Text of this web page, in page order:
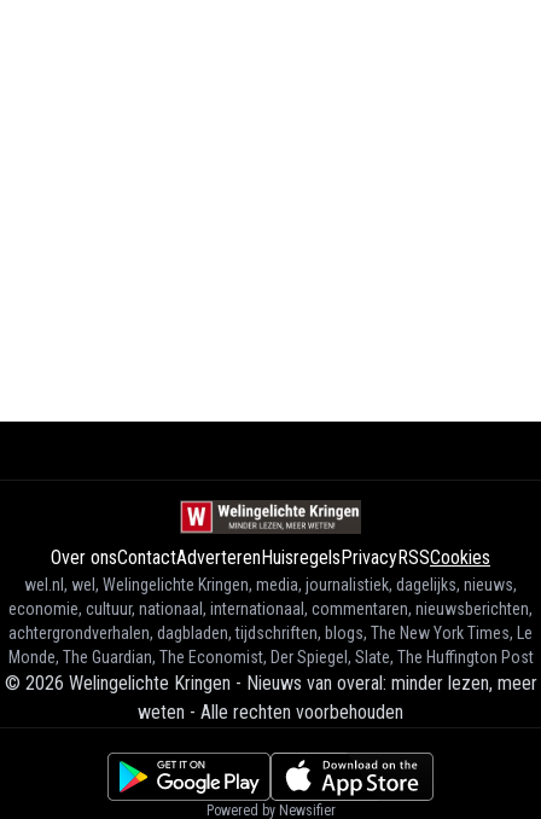
Over onsContactAdverterenHuisregelsPrivacyRSSCookies
wel.nl, wel, Welingelichte Kringen, media, journalistiek, dagelijks, nieuws,
economie, cultuur, nationaal, internationaal, commentaren, nieuwsberichten,
achtergrondverhalen, dagbladen, tijdschriften, blogs, The New York Times, Le
Monde, The Guardian, The Economist, Der Spiegel, Slate, The Huffington Post
© 2026 Welingelichte Kringen - Nieuws van overal: minder lezen, meer
weten - Alle rechten voorbehouden
Powered by Newsifier